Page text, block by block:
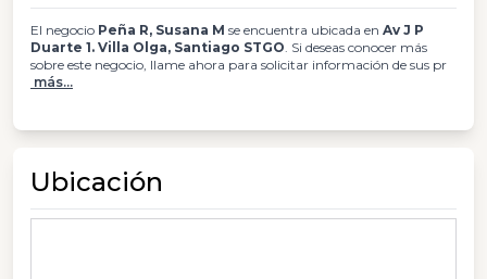
El negocio Peña R, Susana M se encuentra ubicada en Av J P
Duarte 1. Villa Olga, Santiago STGO. Si deseas conocer más
sobre este negocio, llame ahora para solicitar información de sus pr
más...
Ubicación